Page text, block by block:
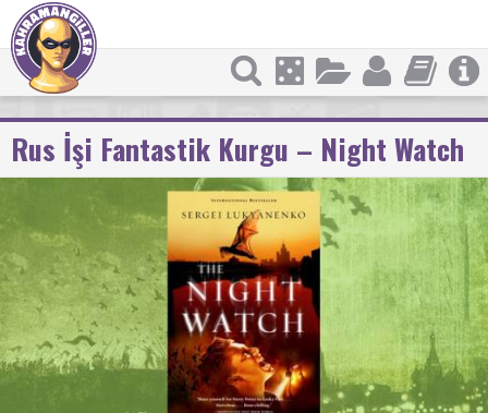
Rus İşi Fantastik Kurgu – Night Watch